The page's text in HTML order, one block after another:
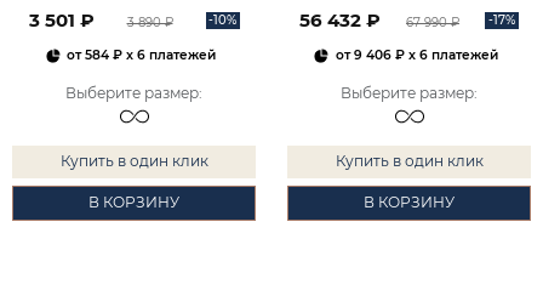
3 501 ₽ 3 890 ₽ -10%
от584 ₽ x 6 платежей
Выберите размер:
Купить в один клик
В КОРЗИНУ
56 432 ₽ 67 990 ₽ -17%
от9 406 ₽x 6 платежей
Выберите размер:
Купить в один клик
В КОРЗИНУ